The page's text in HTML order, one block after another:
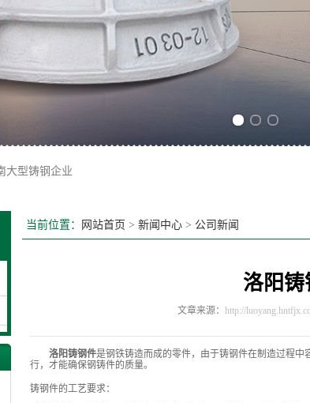
大型铸钢企业
当前位置： 网站首页 > 新闻中心 > 公司新闻
洛阳
文章来源： http://
洛阳铸钢件是钢铁铸造而成的零件，由于铸钢件在制造过程
行，才能确保钢铸件的质量。
铸钢件的工艺要求：